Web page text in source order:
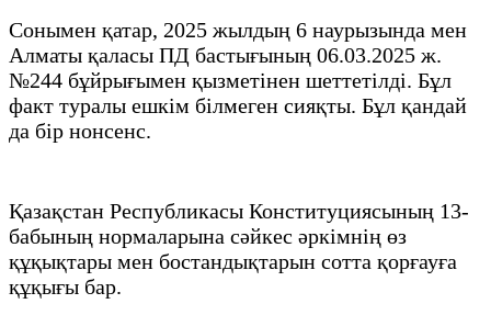
Сонымен қатар, 2025 жылдың 6 наурызында мен
Алматы қаласы ПД бастығының 06.03.2025 ж.
№244 бұйрығымен қызметінен шеттетілді. Бұл
факт туралы ешкім білмеген сияқты. Бұл қандай
да бір нонсенс.
Қазақстан Республикасы Конституциясының 13-
бабының нормаларына сәйкес әркімнің өз
құқықтары мен бостандықтарын сотта қорғауға
құқығы бар.